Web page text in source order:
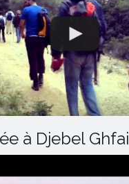
à Djebel Ghfai